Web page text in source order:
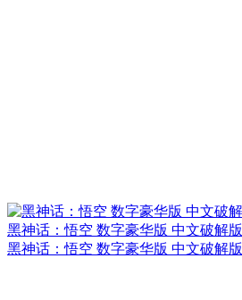
黑神话：悟空 数字豪华版 中文破解版
黑神话：悟空 数字豪华版 中文破解版